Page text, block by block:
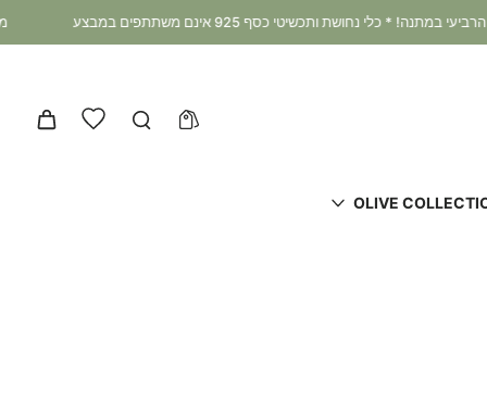
מבצע קיץ 3+1 במתנה: קונים 3 מוצרים ומקבלים את הרביעי במתנה! * כלי נחושת ותכשיטי כסף 925 אינם משתתפים במבצע
OLIVE